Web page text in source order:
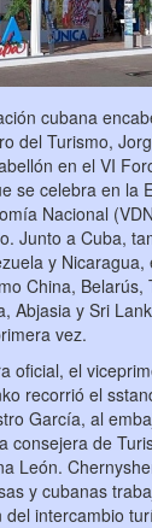
cubana
del Turismo,
en el VI
se celebra en la
Nacional
Junto a Cuba,
y
China, Belarús,
Abjasia y Sri
vez.
oficial, el
recorrió el
García, al
consejera de
León.
y cubanas
intercambio